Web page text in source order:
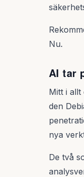
Nu.
AI tar
Mitt i allt
den
nya
De två